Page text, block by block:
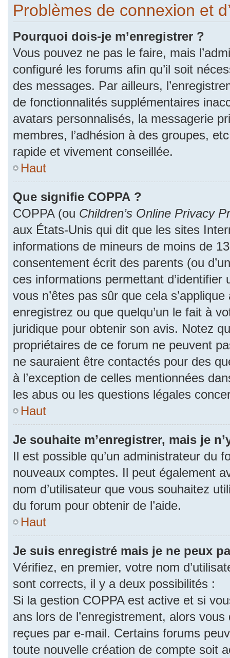
Problèmes de connexion et
Pourquoi dois-je m’enregistrer ?
Vous pouvez ne pas le faire, mais
configuré les forums afin qu’il soit
des messages. Par ailleurs,
de fonctionnalités supplémentaires
avatars personnalisés, la messagerie
membres, l’adhésion à des groupes,
rapide et vivement conseillée.
Haut
Que signifie COPPA ?
COPPA (ou Children’s Online Privacy
aux États-Unis qui dit que les sites
informations de mineurs de moins de
consentement écrit des parents (ou
ces informations permettant
vous n’êtes pas sûr que cela
enregistrez ou que quelqu’un le fait à
juridique pour obtenir son avis. Notez
propriétaires de ce forum ne peuvent
ne sauraient être contactés pour des
à l’exception de celles mentionnées
les abus ou les questions légales
Haut
Je souhaite m’enregistrer, mais je
Il est possible qu’un administrateur du
nouveaux comptes. Il peut également
nom d’utilisateur que vous souhaitez
du forum pour obtenir de l’aide.
Haut
Je suis enregistré mais je ne peux
Vérifiez, en premier, votre nom
sont corrects, il y a deux possibilités :
Si la gestion COPPA est active et si
ans lors de l’enregistrement, alors
reçues par e-mail. Certains forums
toute nouvelle création de compte soit